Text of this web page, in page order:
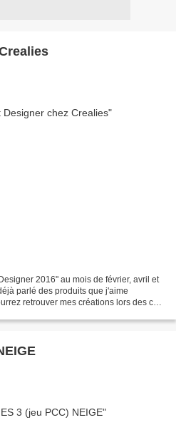
2016" au mois de février, avril et
parlé des produits que j'aime
retrouver mes créations lors des ces